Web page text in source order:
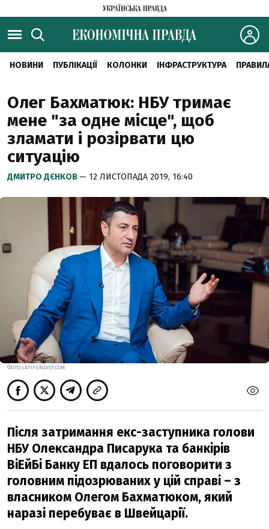
НОВИНИ ПУБЛІКАЦІЇ КОЛОНКИ ІНФРАСТРУКТУРА
Олег Бахматюк: НБУ тримає
мене "за одне місце", щоб
зламати і розірвати цю
ситуацію
ДМИТРО ДЄНКОВ — 12 ЛИСТОПАДА 2019, 16:40
ФОТО LATIFUNDIST.COM
Після затримання екс-заступника голови
НБУ Олександра Писарука та банкірів
ВіЕйБі Банку ЕП вдалось поговорити з
головним підозрюваних у цій справі – з
власником Олегом Бахматюком, який
наразі перебуває в Швейцарії.